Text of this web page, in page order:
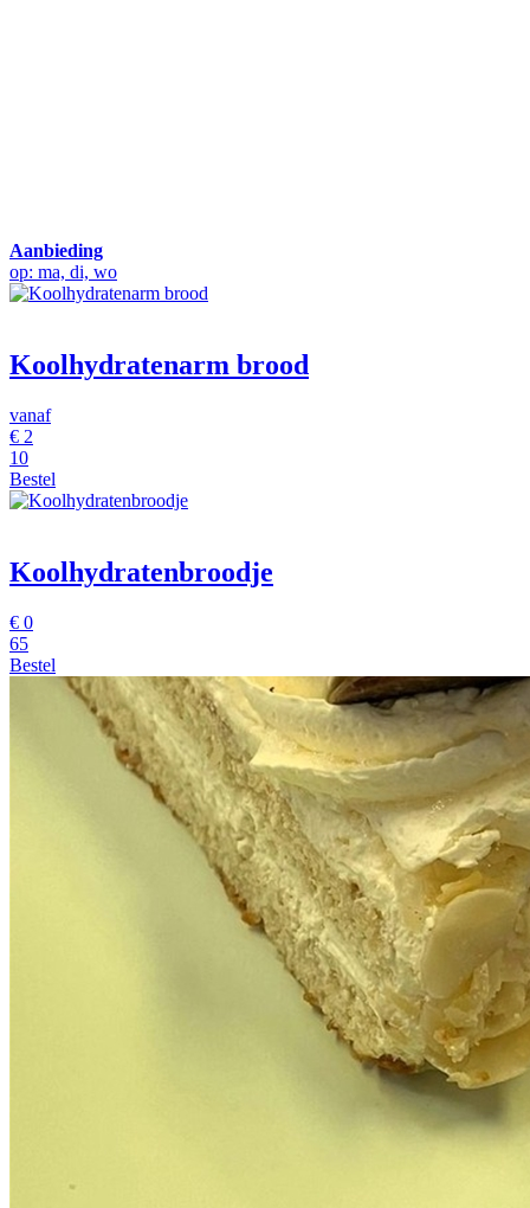
Aanbieding
op: ma, di, wo
Koolhydratenarm brood
vanaf
€ 2
10
Bestel
Koolhydratenbroodje
€ 0
65
Bestel